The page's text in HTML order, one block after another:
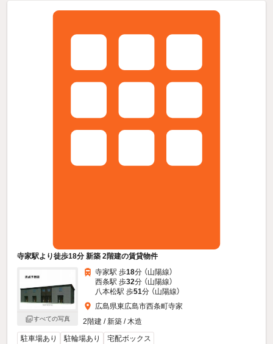
寺家駅より徒歩18分 新築 2階建の賃貸物件
すべての写真
寺家駅 歩18分 （山陽線）
西条駅 歩32分 （山陽線）
八本松駅 歩51分 （山陽線）
広島県東広島市西条町寺家
2階建 / 新築 / 木造
駐車場あり
駐輪場あり 宅配ボックス